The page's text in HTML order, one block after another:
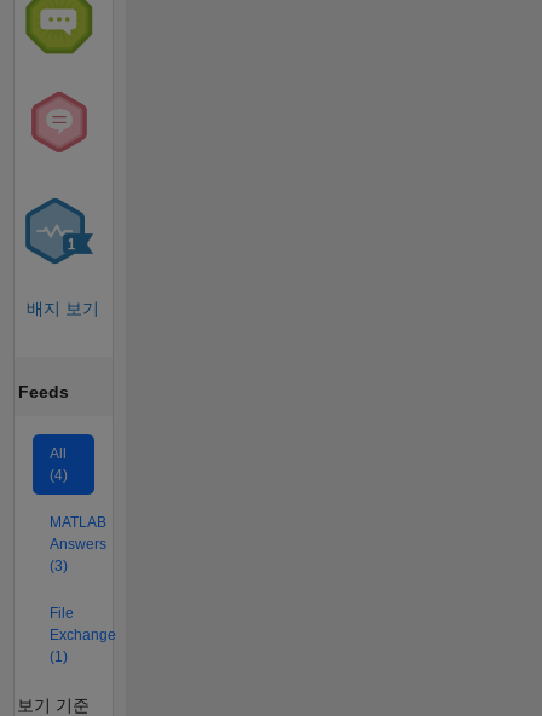
배지 보기
Feeds
All
(4)
MATLAB
Answers
(3)
File
Exchange
(1)
Filter2
보기 기준